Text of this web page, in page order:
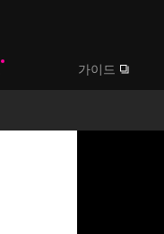
가이드